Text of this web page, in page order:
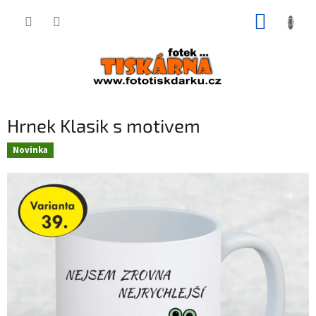
Hrnek Klasik s motivem
Novinka